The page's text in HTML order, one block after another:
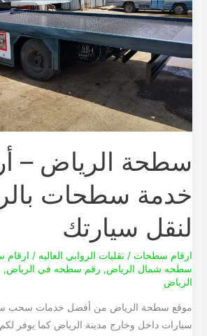
سطحة الرياض –
خدمة سطحات
لنقل سيارتك
ارقام سطحات / نقليات الروابي العاليه/ ارقام
سطحه شمال الرياض, رقم سطحه في الرياض,
الرياض
موقع سطحة الرياض من أفضل خدمات سحب
سيارات داخل وخارج مدينة الرياض كما يوفر
سطحات
بالرياض
لنقل
سيارتك